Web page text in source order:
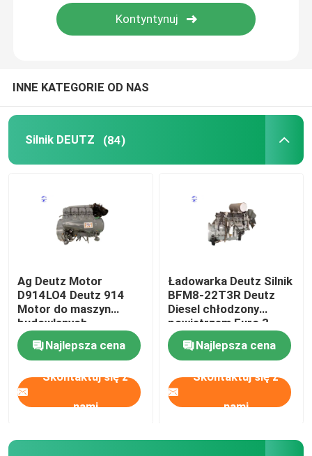
Części do silników Diesla
Minikoparka
Wręcznik wibracji
używane maszyny ciężkie
Zestaw generatora Diesla
INNE KATEGORIE OD NAS
Silnik DEUTZ (84)
Ag Deutz Motor
D914LO4 Deutz 914
Motor do maszyn
budowlanych
Najlepsza cena
Skontaktuj się z
nami
Ładowarka Deutz Silnik
BFM8-22T3R Deutz
Diesel chłodzony
powietrzem Euro 3
Najlepsza cena
Skontaktuj się z
nami